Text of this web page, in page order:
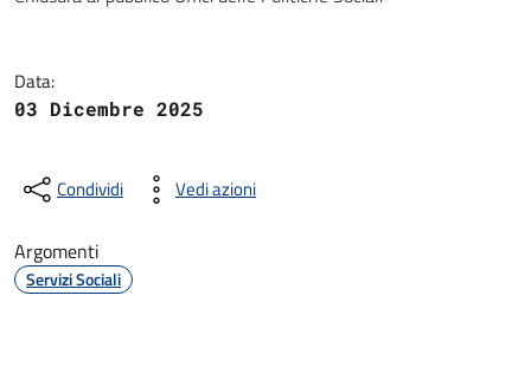
Data:
03 Dicembre 2025
Condividi Vedi azioni
Argomenti
Servizi Sociali